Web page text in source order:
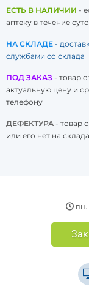
ЕСТЬ В НАЛИЧИИ -
аптеку в течение
НА СКЛАДЕ -
службами со склада
ПОД ЗАКАЗ - товар
актуальную цену и
телефону
ДЕФЕКТУРА - товар
или его нет на